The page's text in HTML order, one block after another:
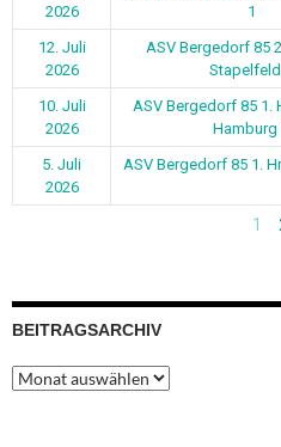
2026
1
12. Juli
2026
ASV Bergedorf 85
10. Juli
2026
ASV Bergedorf 85 1.
Hamburg
5. Juli
2026
ASV Bergedorf 85 1.
1
BEITRAGSARCHIV
Beitragsarchiv